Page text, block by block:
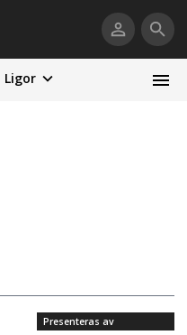
Ligor
Presenteras av